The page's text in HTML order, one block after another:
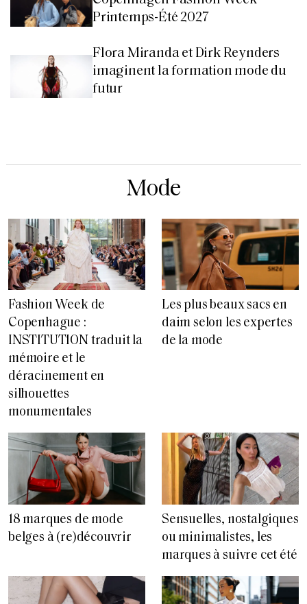
Printemps-Été 2027
Flora Miranda et Dirk Reynders
imaginent la formation mode du
futur
Mode
Fashion Week de
Copenhague :
INSTITUTION traduit la
mémoire et le
déracinement en
silhouettes
monumentales
Les plus beaux sacs en
daim selon les expertes
de la mode
18 marques de mode
belges à (re)découvrir
Sensuelles, nostalgiques
ou minimalistes, les
marques à suivre cet été